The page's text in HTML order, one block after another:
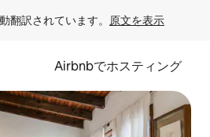
翻訳されています。 原文を表示
Airbnbでホスティング